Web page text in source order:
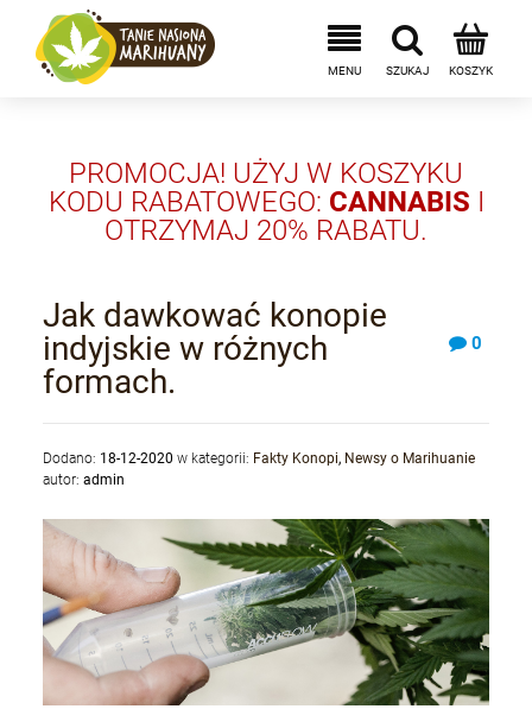
PROMOCJA! UŻYJ W KOSZYKU
KODU RABATOWEGO: CANNABIS I
OTRZYMAJ 20% RABATU.
Jak dawkować konopie
indyjskie w różnych
formach.
0
Dodano: 18-12-2020 w kategorii: Fakty Konopi, Newsy o Marihuanie
autor:admin